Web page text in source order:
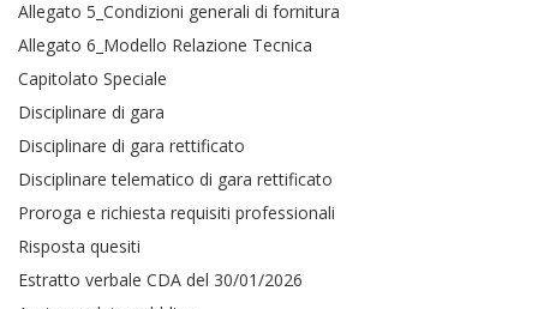
Allegato 5_Condizioni generali di fornitura
Allegato 6_Modello Relazione Tecnica
Capitolato Speciale
Disciplinare di gara
Disciplinare di gara rettificato
Disciplinare telematico di gara rettificato
Proroga e richiesta requisiti professionali
Risposta quesiti
Estratto verbale CDA del 30/01/2026